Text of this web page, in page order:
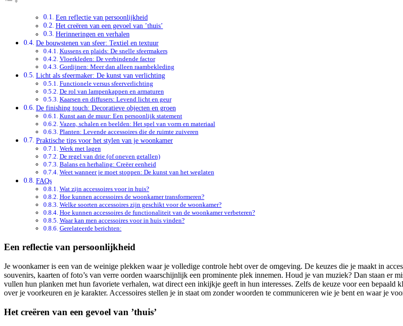
Een reflectie van persoonlijkheid
Het creëren van een gevoel van ’thuis’
Herinneringen en verhalen
De bouwstenen van sfeer: Textiel en textuur
Kussens en plaids: De snelle sfeermakers
Vloerkleden: De verbindende factor
Gordijnen: Meer dan alleen raambekleding
Licht als sfeermaker: De kunst van verlichting
Functionele versus sfeerverlichting
De rol van lampenkappen en armaturen
Kaarsen en diffusers: Levend licht en geur
De finishing touch: Decoratieve objecten en groen
Kunst aan de muur: Een persoonlijk statement
Vazen, schalen en beelden: Het spel van vorm en materiaal
Planten: Levende accessoires die de ruimte zuiveren
Praktische tips voor het stylen van je woonkamer
Werk met lagen
De regel van drie (of oneven getallen)
Balans en herhaling: Creëer eenheid
Weet wanneer je moet stoppen: De kunst van het weglaten
FAQs
Wat zijn accessoires voor in huis?
Hoe kunnen accessoires de woonkamer transformeren?
Welke soorten accessoires zijn geschikt voor de woonkamer?
Hoe kunnen accessoires de functionaliteit van de woonkamer verbeteren?
Waar kan men accessoires voor in huis vinden?
Gerelateerde berichten:
Een reflectie van persoonlijkheid
Je woonkamer is een van de weinige plekken waar je volledige controle hebt over de omgeving. De keuzes die je maakt in
souvenirs, kaarten of foto’s van verre oorden waarschijnlijk een prominente plek innemen. Houd je van muziek? Dan staan er
vullen hun planken met hun favoriete verhalen, wat direct een inkijkje geeft in hun interesses. Zelfs de keuze voor een bepaald
over je voorkeuren en je karakter. Accessoires stellen je in staat om zonder woorden te communiceren wie je bent en waar je
Het creëren van een gevoel van ’thuis’